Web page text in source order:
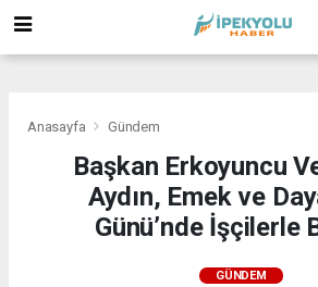
Anasayfa Gündem
Başkan Erkoyuncu
Aydın, Emek ve
Günü’nde İşçilerle
GÜNDEM